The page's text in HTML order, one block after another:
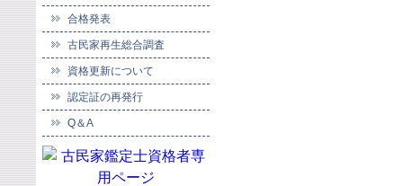
合格発表
古民家再生総合調査
資格更新について
認定証の再発行
Q＆A